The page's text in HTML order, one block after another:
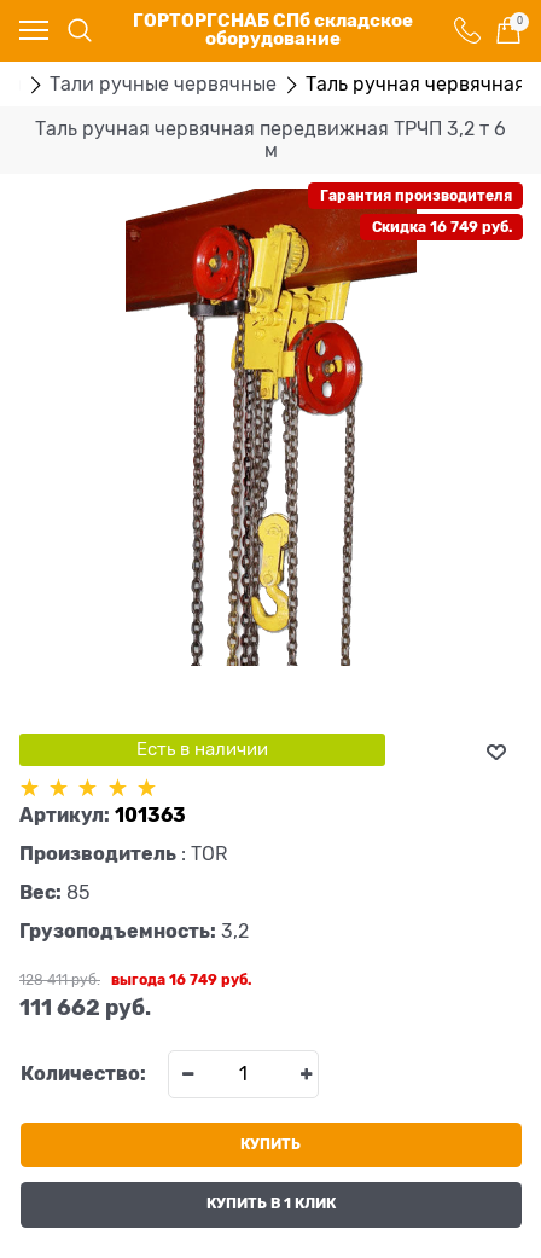
ГОРТОРГСНАБ СПб складское
оборудование
0
Тали ручные червячные Таль ручная червячная
Таль ручная червячная передвижная ТРЧП 3,2 т 6
м
Гарантия производителя
Скидка 16 749 руб.
Есть в наличии
Артикул: 101363
Производитель : TOR
Вес: 85
Грузоподъемность: 3,2
128 411 руб.
111 662 руб.
выгода16 749 руб.
Количество:
КУПИТЬ
КУПИТЬ В 1 КЛИК